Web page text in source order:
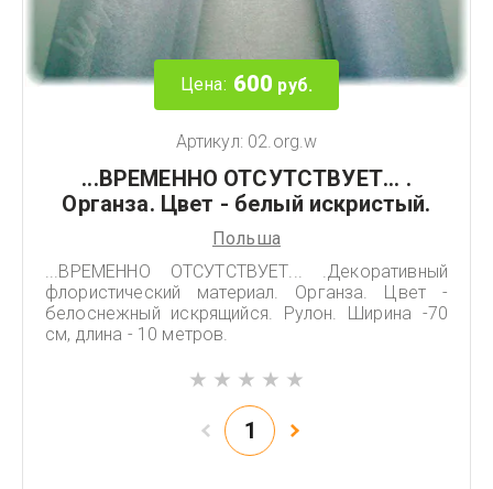
Цена: 600 руб.
Артикул: 02.org.w
...ВРЕМЕННО ОТСУТСТВУЕТ... .
Органза. Цвет - белый искристый.
Польша
...ВРЕМЕННО ОТСУТСТВУЕТ... .Декоративный
флористический материал. Органза. Цвет -
белоснежный искрящийся. Рулон. Ширина -70
см, длина - 10 метров.